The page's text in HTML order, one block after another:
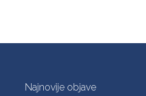
Najnovije objave